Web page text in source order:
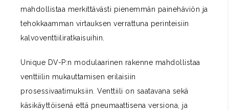
mahdollistaa merkittävästi pienemmän painehäviön ja
tehokkaamman virtauksen verrattuna perinteisiin
kalvoventtiiliratkaisuihin.
Unique DV-P:n modulaarinen rakenne mahdollistaa
venttiilin mukauttamisen erilaisiin
prosessivaatimuksiin. Venttiili on saatavana sekä
käsikäyttöisenä että pneumaattisena versiona, ja